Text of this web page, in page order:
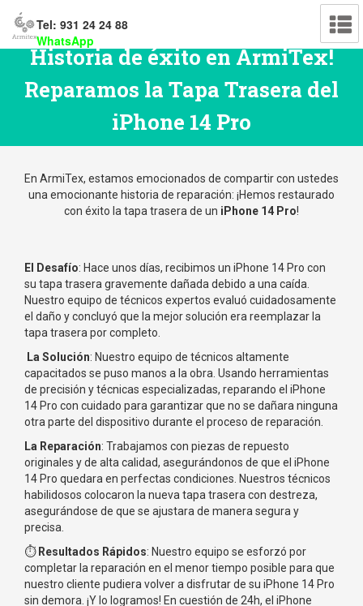
Tel: 931 24 24 88
WhatsApp
Historia de éxito en ArmiTex!
Reparamos la Tapa Trasera del
iPhone 14 Pro
En ArmiTex, estamos emocionados de compartir con ustedes
una emocionante historia de reparación: ¡Hemos restaurado
con éxito la tapa trasera de un iPhone 14 Pro!
El Desafío: Hace unos días, recibimos un iPhone 14 Pro con
su tapa trasera gravemente dañada debido a una caída.
Nuestro equipo de técnicos expertos evaluó cuidadosamente
el daño y concluyó que la mejor solución era reemplazar la
tapa trasera por completo.
La Solución: Nuestro equipo de técnicos altamente
capacitados se puso manos a la obra. Usando herramientas
de precisión y técnicas especializadas, reparando el iPhone
14 Pro con cuidado para garantizar que no se dañara ninguna
otra parte del dispositivo durante el proceso de reparación.
La Reparación: Trabajamos con piezas de repuesto
originales y de alta calidad, asegurándonos de que el iPhone
14 Pro quedara en perfectas condiciones. Nuestros técnicos
habilidosos colocaron la nueva tapa trasera con destreza,
asegurándose de que se ajustara de manera segura y
precisa.
⏱️ Resultados Rápidos: Nuestro equipo se esforzó por
completar la reparación en el menor tiempo posible para que
nuestro cliente pudiera volver a disfrutar de su iPhone 14 Pro
sin demora. ¡Y lo logramos! En cuestión de 24h, el iPhone